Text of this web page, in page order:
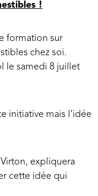
!
formation sur
chez soi.
le samedi 8 juillet
initiative mais l’idée
expliquera
cette idée qui